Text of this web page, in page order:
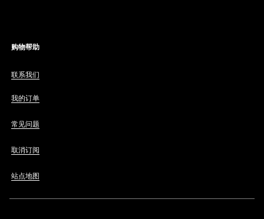
购物帮助
联系我们
我的订单
常见问题
取消订阅
站点地图